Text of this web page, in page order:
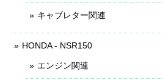
キャブレター関連
HONDA - NSR150
エンジン関連